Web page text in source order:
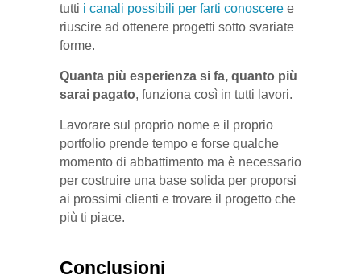
tutti i canali possibili per farti conoscere e
riuscire ad ottenere progetti sotto svariate
forme.
Quanta più esperienza si fa, quanto più
sarai pagato, funziona così in tutti lavori.
Lavorare sul proprio nome e il proprio
portfolio prende tempo e forse qualche
momento di abbattimento ma è necessario
per costruire una base solida per proporsi
ai prossimi clienti e trovare il progetto che
più ti piace.
Conclusioni